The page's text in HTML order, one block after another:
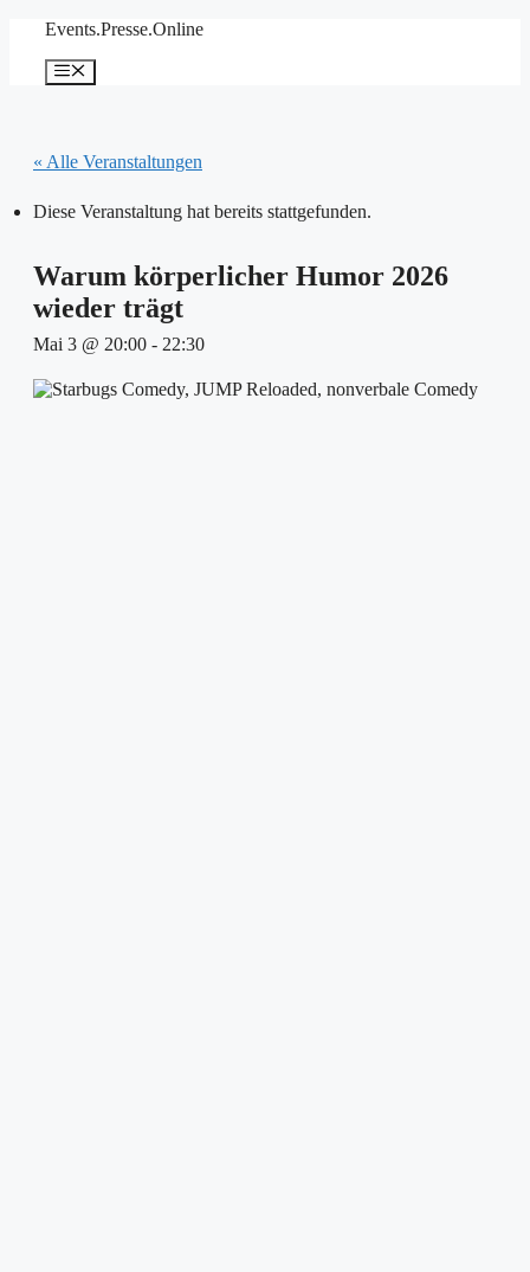
springen
Events.Presse.Online
Menü
« Alle Veranstaltungen
Diese Veranstaltung hat bereits stattgefunden.
Warum körperlicher Humor 2026
wieder trägt
Mai 3 @ 20:00 - 22:30